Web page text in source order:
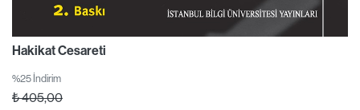
Hakikat Cesareti
%25 İndirim
₺405,00